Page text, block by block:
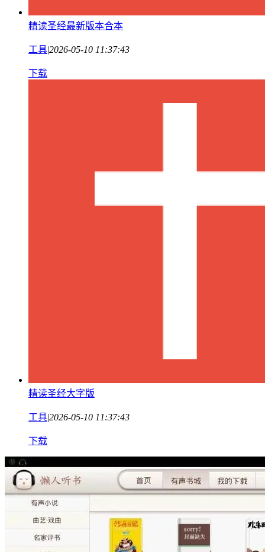
精读圣经最新版本合本
工具|2026-05-10 11:37:43
下载
精读圣经大字版
工具|2026-05-10 11:37:43
下载